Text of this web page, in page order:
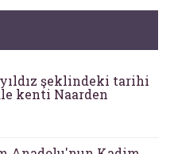
şeklindeki tarihi
kenti Naarden